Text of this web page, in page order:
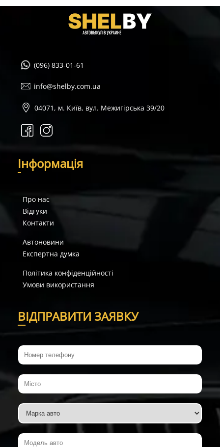
(096) 833-01-61
info@shelby.com.ua
04071, м. Київ, вул. Межигірська 39/20
Інформація
Про нас
Відгуки
Контакти
Автоновини
Експертна думка
Політика конфіденційності
Умови використання
ВІДПРАВИТИ ЗАЯВКУ